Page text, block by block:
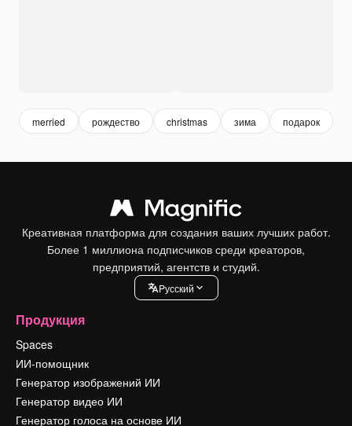
merried рождество christmas зима подарок
Креативная платформа для создания ваших лучших работ.
Более 1 миллиона подписчиков среди креаторов,
предприятий, агентств и студий.
Pусский
Продукция
Spaces
ИИ-помощник
Генератор изображений ИИ
Генератор видео ИИ
Генератор голоса на основе ИИ